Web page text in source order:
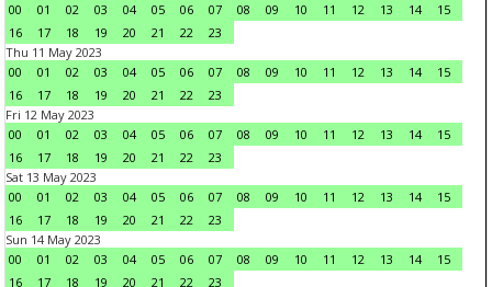
00
01 02 03 04 05 06 07 08 09 10 11 12 13 14
15
16
17 18 19 20 21 22
23
Thu 11 May 2023
00
01 02 03 04 05 06 07 08 09 10 11 12 13 14
15
16
17 18 19 20 21 22
23
Fri 12 May 2023
00
01 02 03 04 05 06 07 08 09 10 11 12 13 14
15
16
17 18 19 20 21 22
23
Sat 13 May 2023
00
01 02 03 04 05 06 07 08 09 10 11 12 13 14
15
16
17 18 19 20 21 22
23
Sun 14 May 2023
00
01 02 03 04 05 06 07 08 09 10 11 12 13 14
15
16
17 18 19 20 21 22 23